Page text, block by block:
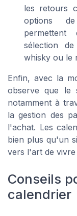
les retours
options
sélection
whisky ou le
Enfin, avec la
observe que le
notamment à
la gestion des
l'achat. Les
bien plus qu'un
vers l'art de
Conseils
calendrier